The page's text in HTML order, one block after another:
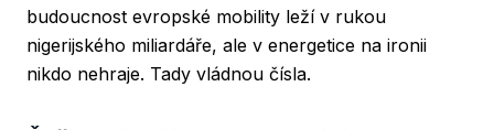
budoucnost evropské mobility leží v rukou
nigerijského miliardáře, ale v energetice na ironii
nikdo nehraje. Tady vládnou čísla.